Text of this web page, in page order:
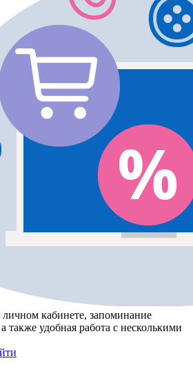
личном кабинете, запоминание
а также удобная работа с несколькими